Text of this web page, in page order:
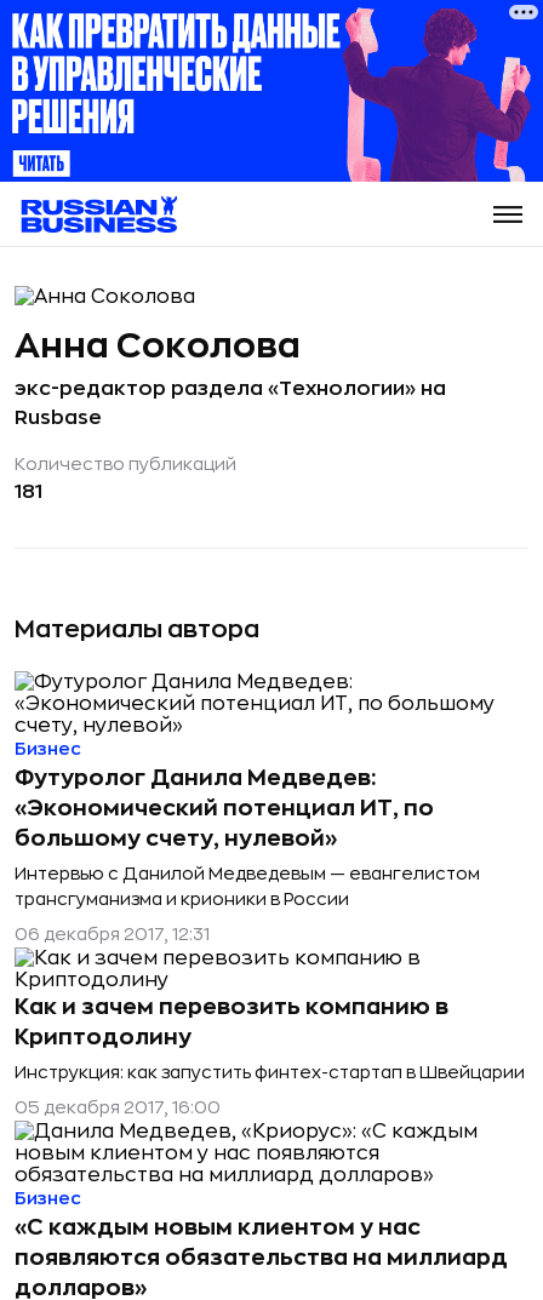
Материалы автора
Футуролог Данила Медведев:
«Экономический потенциал ИТ, по
большому счету, нулевой»
Интервью с Данилой Медведевым — евангелистом
трансгуманизма и крионики в России
Бизнес
06 декабря 2017, 12:31
Как и зачем перевозить компанию в
Криптодолину
Инструкция: как запустить финтех-стартап в Швейцарии
05 декабря 2017, 16:00
«С каждым новым клиентом у нас
появляются обязательства на миллиард
долларов»
Бизнес
Анна Соколова
экс-редактор раздела «Технологии» на
Rusbase
Количество публикаций
181